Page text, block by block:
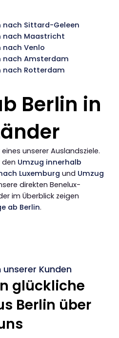
nach Sittard-Geleen
nach Maastricht
nach Venlo
nach Amsterdam
nach Rotterdam
Berlin in
unserer Auslandsziele.
den Umzug innerhalb
Luxemburg und Umzug
direkten Benelux-
im Überblick zeigen
ab Berlin.
unserer Kunden
glückliche
Berlin über